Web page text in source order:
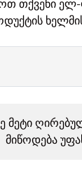
თქვენი
მიწოდება